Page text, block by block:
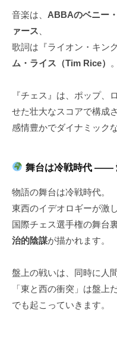
音楽は、 ABBAのベニー
ァース
歌詞は『ライオン・キン
ム・ライス（Tim Rice）
。
『チェス』は、ポップ、
せた壮大なスコアで構成さ
感情豊かでダイナミック
舞台は冷戦時代 ――
物語の舞台は冷戦時代。
東西のイデオロギーが激
国際チェス選手権の舞台
治的陰謀が描かれます。
盤上の戦いは、同時に人
「東と西の衝突」は盤上
でも起こっていきます。